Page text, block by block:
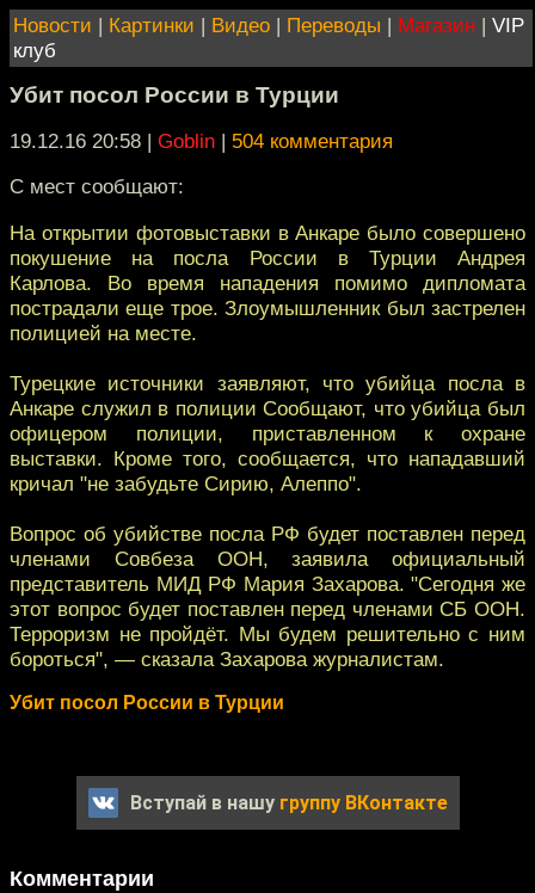
Новости | Картинки | Видео | Переводы | Магазин | VIP
клуб
Убит посол России в Турции
19.12.16 20:58 | Goblin | 504 комментария
С мест сообщают:
На открытии фотовыставки в Анкаре было совершено
покушение на посла России в Турции Андрея
Карлова. Во время нападения помимо дипломата
пострадали еще трое. Злоумышленник был застрелен
полицией на месте.
Турецкие источники заявляют, что убийца посла в
Анкаре служил в полиции Сообщают, что убийца был
офицером полиции, приставленном к охране
выставки. Кроме того, сообщается, что нападавший
кричал "не забудьте Сирию, Алеппо".
Вопрос об убийстве посла РФ будет поставлен перед
членами Совбеза ООН, заявила официальный
представитель МИД РФ Мария Захарова. "Сегодня же
этот вопрос будет поставлен перед членами СБ ООН.
Терроризм не пройдёт. Мы будем решительно с ним
бороться", — сказала Захарова журналистам.
Убит посол России в Турции
Вступай в нашу группу ВКонтакте
Комментарии